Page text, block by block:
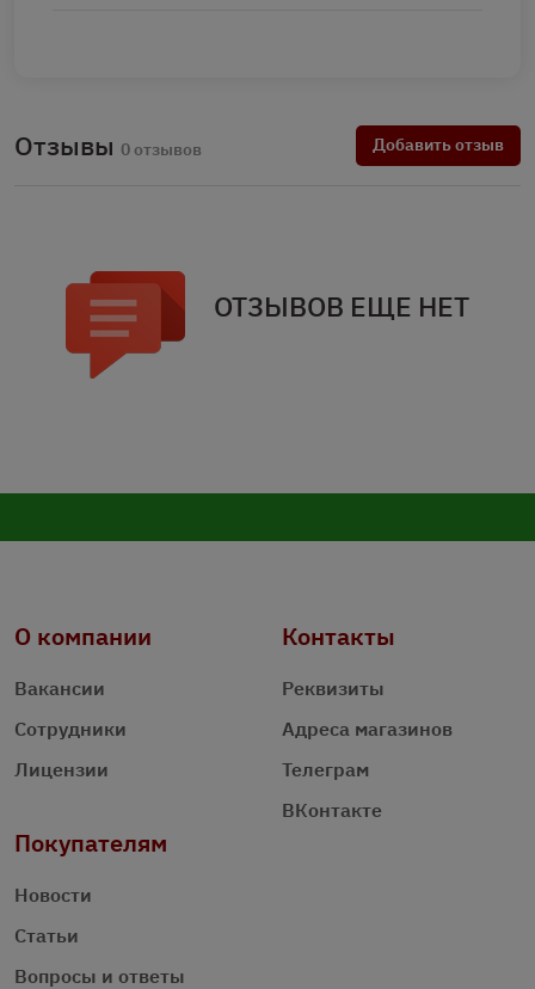
Отзывы 0 отзывов Добавить отзыв
ОТЗЫВОВ ЕЩЕ НЕТ
О компании
Вакансии
Сотрудники
Лицензии
Контакты
Реквизиты
Адреса магазинов
Телеграм
ВКонтакте
Покупателям
Новости
Статьи
Вопросы и ответы